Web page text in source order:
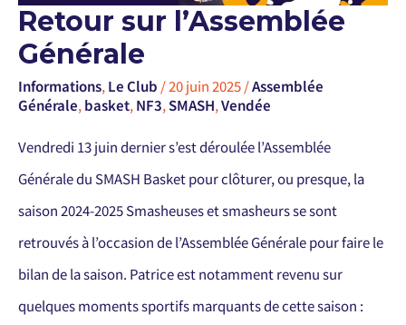
Retour sur l’Assemblée
Générale
Informations,Le Club /20 juin 2025/Assemblée
Générale,basket,NF3,SMASH,Vendée
Vendredi 13 juin dernier s’est déroulée l’Assemblée
Générale du SMASH Basket pour clôturer, ou presque, la
saison 2024-2025 Smasheuses et smasheurs se sont
retrouvés à l’occasion de l’Assemblée Générale pour faire le
bilan de la saison. Patrice est notamment revenu sur
quelques moments sportifs marquants de cette saison :
RETOUR
SUR
L’ASSEMBLÉE
GÉNÉRALE